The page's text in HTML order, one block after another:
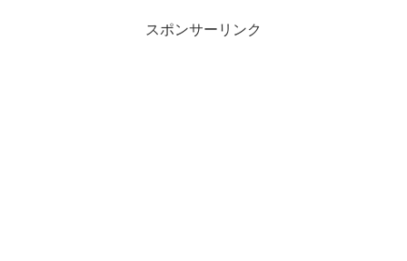
スポンサーリンク